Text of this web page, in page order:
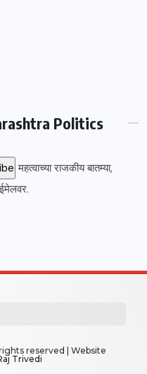
Politics
महत्वाच्या राजकीय बातम्या,
reserved | Website
Trivedi